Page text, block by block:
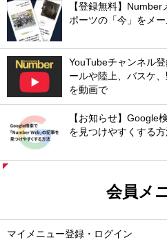
【登録無料】
ポーツの「今」をメー
YouTubeチャンネル
ールや陸上、バスケ
を動画で
【お知らせ】Google
を見つけやすくする
会員メ
マイメニュー登録・ログイン